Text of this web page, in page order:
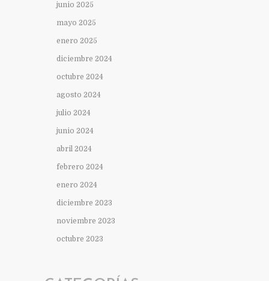
junio 2025
mayo 2025
enero 2025
diciembre 2024
octubre 2024
agosto 2024
julio 2024
junio 2024
abril 2024
febrero 2024
enero 2024
diciembre 2023
noviembre 2023
octubre 2023